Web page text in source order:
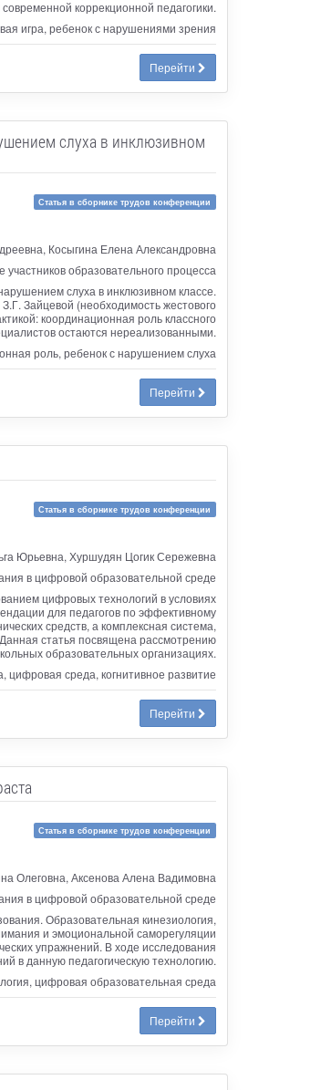
коррекционной педагогики.
игра, ребенок с нарушениями зрения
Перейти
слуха в инклюзивном
Статья в сборнике трудов конференции
Косыгина Елена Александровна
образовательного процесса
слуха в инклюзивном классе.
Зайцевой (необходимость жестового
координационная роль классного
остаются нереализованными.
роль, ребенок с нарушением слуха
Перейти
Статья в сборнике трудов конференции
Юрьевна, Хуршудян Цогик Сережевна
в цифровой образовательной среде
цифровых технологий в условиях
для педагогов по эффективному
средств, а комплексная система,
статья посвящена рассмотрению
образовательных организациях.
цифровая среда, когнитивное развитие
Перейти
Статья в сборнике трудов конференции
Олеговна, Аксенова Алена Вадимовна
в цифровой образовательной среде
Образовательная кинезиология,
и эмоциональной саморегуляции
упражнений. В ходе исследования
в данную педагогическую технологию.
цифровая образовательная среда
Перейти